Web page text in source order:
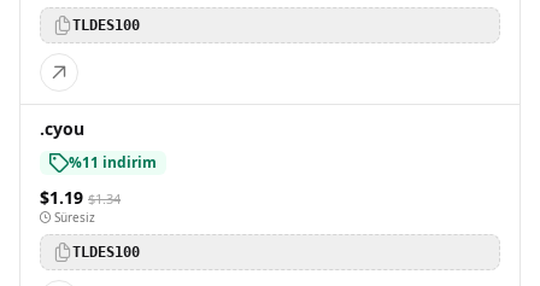
TLDES100
.cyou
%11 indirim
$1.19 $1.34
Süresiz
TLDES100